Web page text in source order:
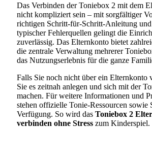
Das Verbinden der Toniebox 2 mit dem
nicht kompliziert sein – mit sorgfältiger
richtigen Schritt-für-Schritt-Anleitung
typischer Fehlerquellen gelingt die
zuverlässig. Das Elternkonto bietet
die zentrale Verwaltung mehrerer
das Nutzungserlebnis für die ganze
Falls Sie noch nicht über ein Elternkonto
Sie es zeitnah anlegen und sich mit der
machen. Für weitere Informationen und
stehen offizielle Tonie-Ressourcen sowie
Verfügung. So wird das Toniebox 2
verbinden ohne Stress zum Kinderspiel.